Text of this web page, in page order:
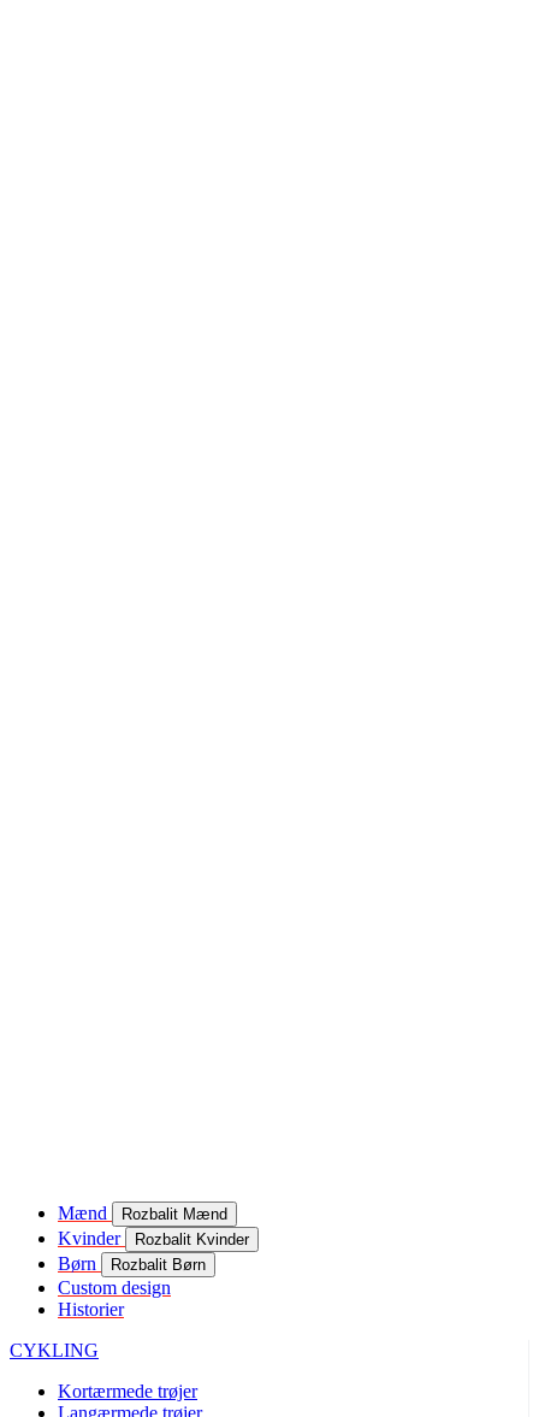
Mænd Rozbalit Mænd
Kvinder Rozbalit Kvinder
Børn Rozbalit Børn
Custom design
Historier
CYKLING
Kortærmede trøjer
Langærmede trøjer